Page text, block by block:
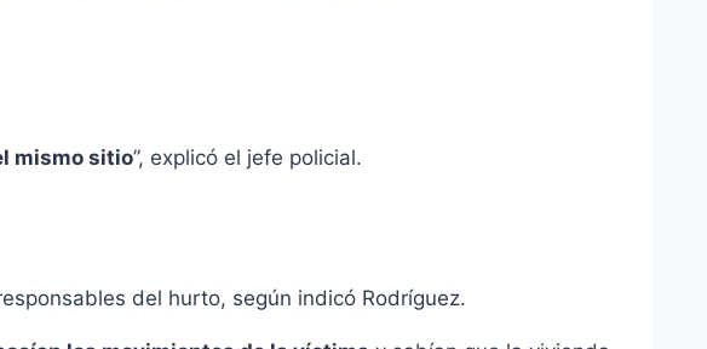
mismo sitio”, explicó el jefe policial.
del hurto, según indicó Rodríguez.